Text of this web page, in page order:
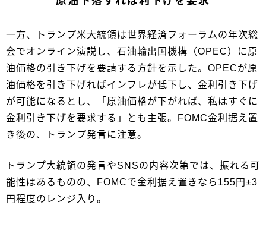
一方、トランプ米大統領は世界経済フォーラムの年次総
会でオンライン演説し、石油輸出国機構（OPEC）に原
油価格の引き下げを要請する方針を示した。OPECが原
油価格を引き下げればインフレが低下し、金利引き下げ
が可能になるとし、「原油価格が下がれば、私はすぐに
金利引き下げを要求する」とも主張。FOMC金利据え置
き後の、トランプ発言に注意。
トランプ大統領の発言やSNSの内容次第では、振れる可
能性はあるものの、FOMCで金利据え置きなら155円±3
円程度のレンジ入り。